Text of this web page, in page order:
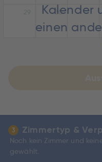
Kalender
einen
30
3 Zimmertyp &
Noch kein Zimmer und
gewählt.